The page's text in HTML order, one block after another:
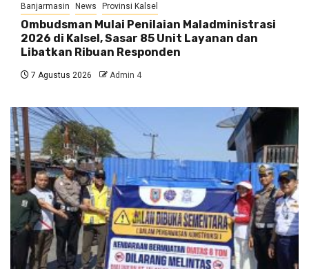
Banjarmasin News Provinsi Kalsel
Ombudsman Mulai Penilaian Maladministrasi
2026 di Kalsel, Sasar 85 Unit Layanan dan
Libatkan Ribuan Responden
7 Agustus 2026 Admin 4